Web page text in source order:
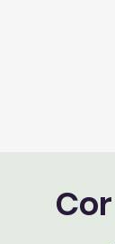
Cor